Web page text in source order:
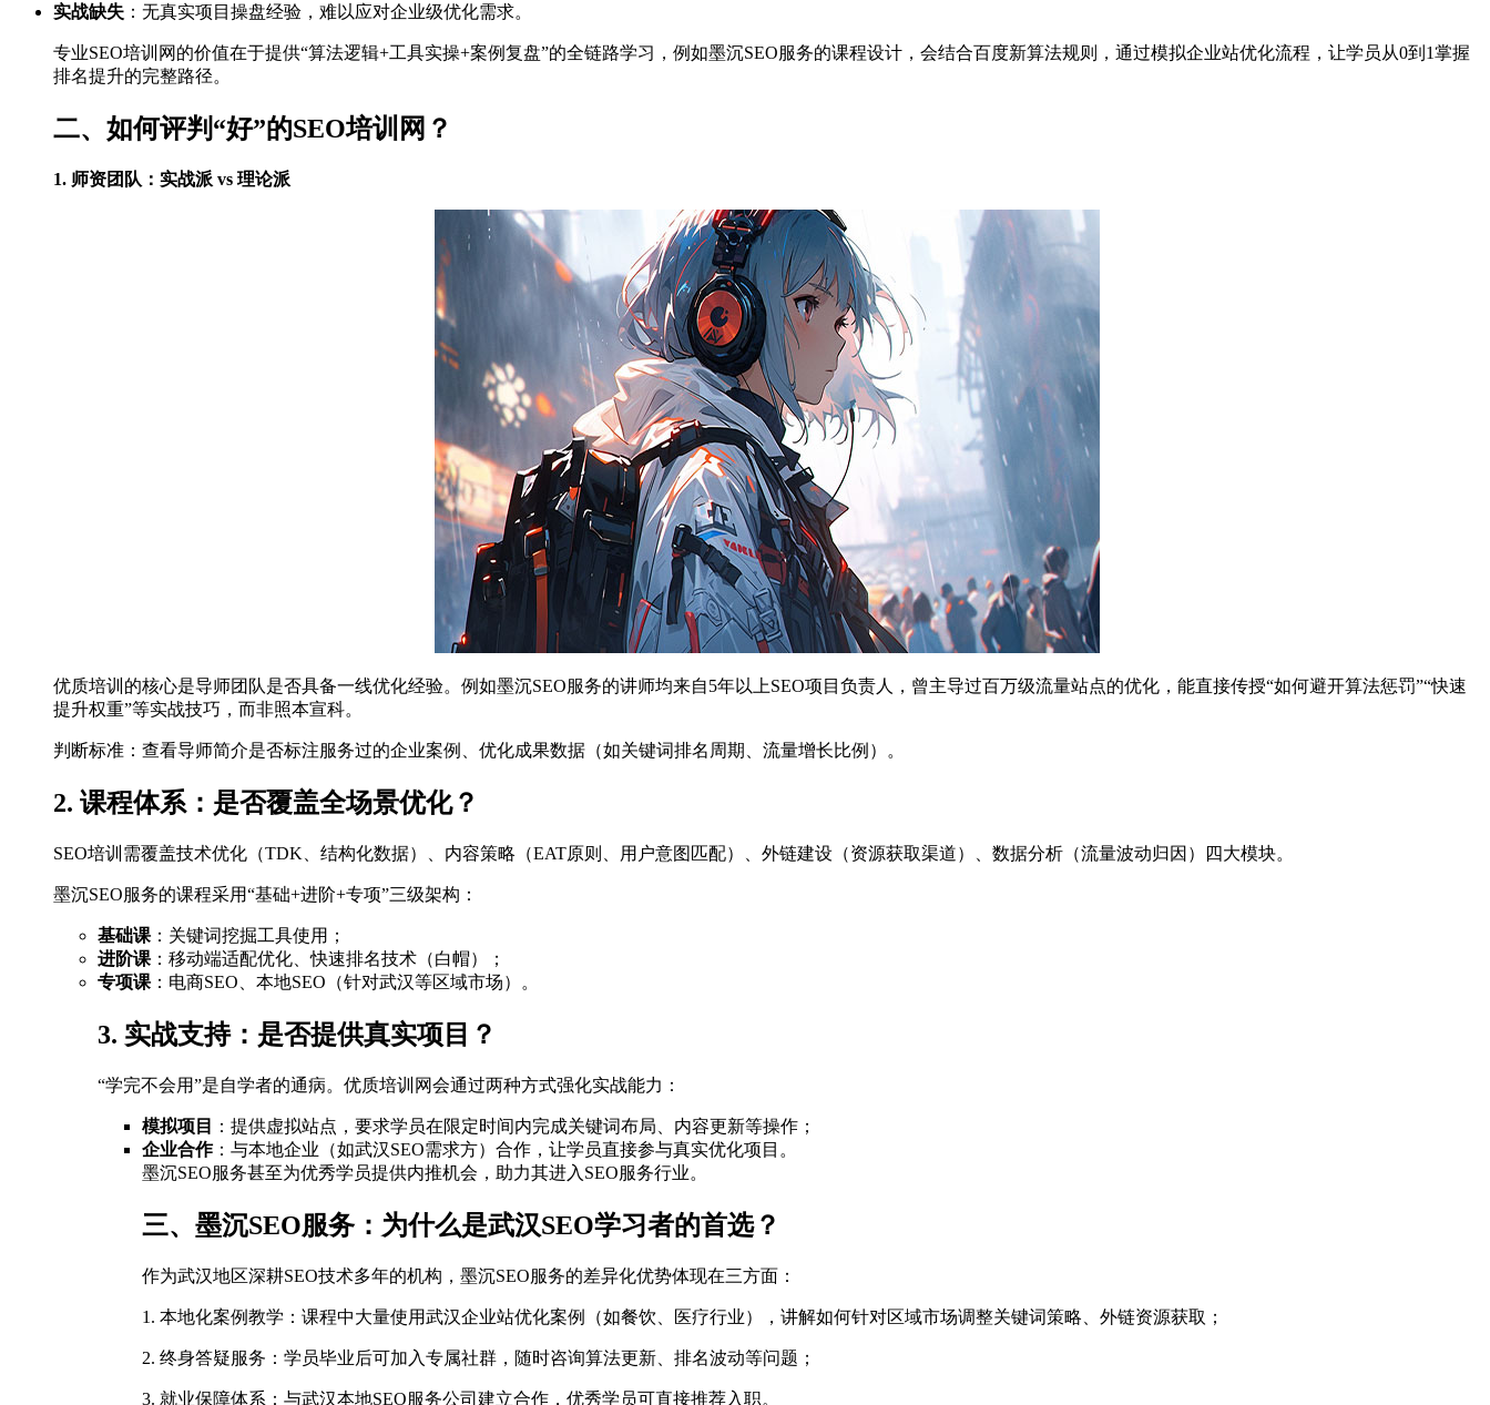
实战缺失 ：无真实项目操盘经验，难以应对企业级优化需求。
专业SEO培训网的价值在于提供“算法逻辑+工具实操+案例复盘”的全链路学习，例如墨沉SEO服务的课程设计，会结合百度新算法规则，通过模拟企业站优化流程，让学员从0到1掌握
排名提升的完整路径。
二、如何评判“好”的SEO培训网？
1. 师资团队：实战派 vs 理论派
优质培训的核心是导师团队是否具备一线优化经验。例如墨沉SEO服务的讲师均来自5年以上SEO项目负责人，曾主导过百万级流量站点的优化，能直接传授“如何避开算法惩罚”“快速
提升权重”等实战技巧，而非照本宣科。
判断标准：查看导师简介是否标注服务过的企业案例、优化成果数据（如关键词排名周期、流量增长比例）。
2. 课程体系：是否覆盖全场景优化？
SEO培训需覆盖技术优化（TDK、结构化数据）、内容策略（EAT原则、用户意图匹配）、外链建设（资源获取渠道）、数据分析（流量波动归因）四大模块。
墨沉SEO服务的课程采用“基础+进阶+专项”三级架构：
基础课 ：关键词挖掘工具使用；
进阶课 ：移动端适配优化、快速排名技术（白帽）；
专项课 ：电商SEO、本地SEO（针对武汉等区域市场）。
3. 实战支持：是否提供真实项目？
“学完不会用”是自学者的通病。优质培训网会通过两种方式强化实战能力：
模拟项目
：提供虚拟站点，要求学员在限定时间内完成关键词布局、内容更新等操作；
企业合作：与本地企业（如武汉SEO需求方）合作，让学员直接参与真实优化项目。
墨沉SEO服务甚至为优秀学员提供内推机会，助力其进入SEO服务行业。
三、墨沉SEO服务：为什么是武汉SEO学习者的首选？
作为武汉地区深耕SEO技术多年的机构，墨沉SEO服务的差异化优势体现在三方面：
1. 本地化案例教学：课程中大量使用武汉企业站优化案例（如餐饮、医疗行业），讲解如何针对区域市场调整关键词策略、外链资源获取；
2. 终身答疑服务：学员毕业后可加入专属社群，随时咨询算法更新、排名波动等问题；
3. 就业保障体系：与武汉本地SEO服务公司建立合作，优秀学员可直接推荐入职。